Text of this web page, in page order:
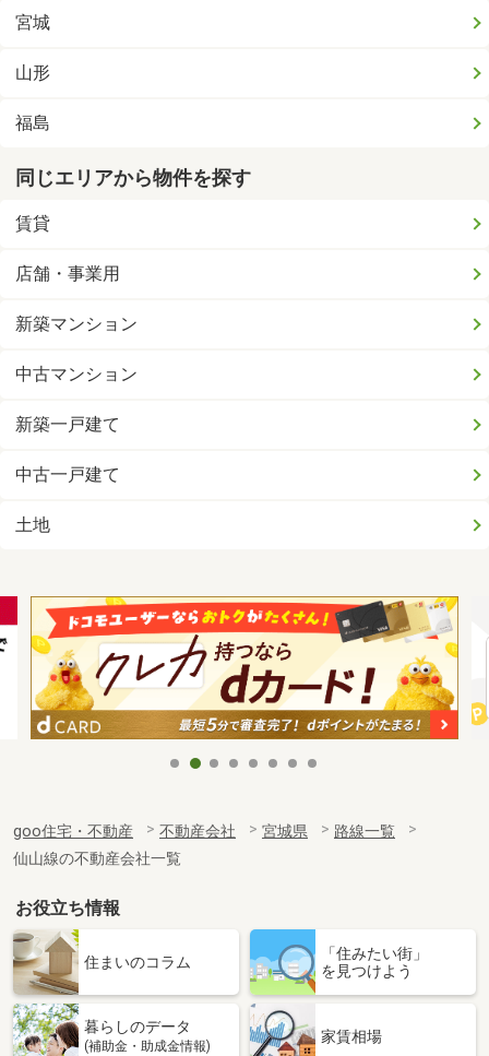
宮城
山形
福島
同じエリアから物件を探す
賃貸
店舗・事業用
新築マンション
中古マンション
新築一戸建て
中古一戸建て
土地
goo住宅・不動産 不動産会社 宮城県
路線一覧
仙山線の不動産会社一覧
お役立ち情報
住まいのコラム
「住みたい街」
を見つけよう
暮らしのデータ
(補助金・助成金情報)
家賃相場